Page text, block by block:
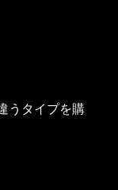
うタイプを購